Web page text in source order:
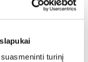
turinį
tiems, kurie
grožiu, bet ir
bei biologinę